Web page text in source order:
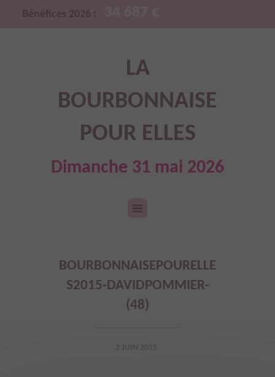
Bénéfices 2026 :
LA
BOURBONNAISE
POUR ELLES
Dimanche 31 mai 2026
BOURBONNAISEPOURELLE
S2015-DAVIDPOMMIER-
(48)